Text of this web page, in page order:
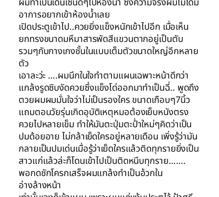
อาการอยากเข้าห้องน้ำเลย
เปิดประตูเข้าไป..ควยยิ่งแข็งหนักเข้าไปอีก เมื่อเห็น
ยกทรงขนาดมหึมาสารพัดสีแขวนตากอยู่เป็นตับ
รวมๆกับกางเกงชั้นในแบบเต็มตัวขนาดใหญ่อีกหลาย
ตัว
เอาละว่ะ ….ผมนึกในใจทำตามแผนเฉพาะหน้าดีกว่า
แกล้งรูดซิบงัดควยซึ่งแข็งโด่ออกมาทำเป็นฉี่.. พูดถึง
ตวยผมผมมั่นใจว่าไม่เป็นรองใคร ขนาดเกือบๆ7นิ้ว
แถมตอนวัยรุ่นเกิดอุบัติเหตุหมอต้องเย็บหนังตรง
ควยไปหลายเข็ม ทำให้มันตะปุ่มตะป่ำใหม่ๆคิดว่าเป็น
ปมด้อยอาย ไม่กล้าเย็ดใครอยู่หลายเดือน เพิ่งรู้ว่ามัน
กลายเป็นปมเด่นเมื่อรู้ว่าเย็ดใครแล้วติดทุกรายยิ่งเป็น
สาวแก่แล้วล่ะก็โดนเข้าไปเป็นติดหนึบทุกราย…….
พอกดชักโครกเสร็จผมแกล้งทำเป็นอ้วกใน
อ่างล้างหน้า